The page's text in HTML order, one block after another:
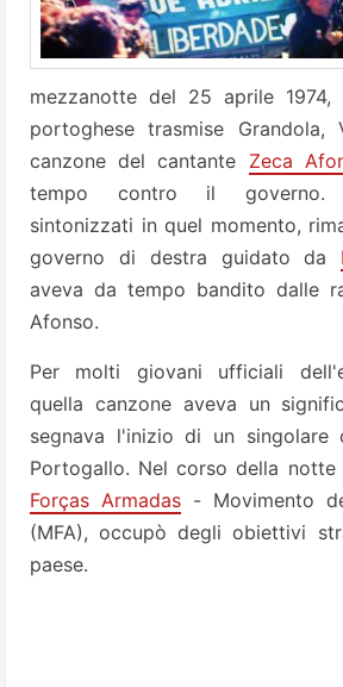
mezzanotte del 25 aprile
portoghese trasmise Grandola,
canzone del cantante Zeca
tempo contro il governo.
sintonizzati in quel momento,
governo di destra guidato da
aveva da tempo bandito dalle
Afonso.
Per molti giovani ufficiali
quella canzone aveva un
segnava l'inizio di un
Portogallo. Nel corso della notte
Forças Armadas - Movimento
(MFA), occupò degli obiettivi
paese.